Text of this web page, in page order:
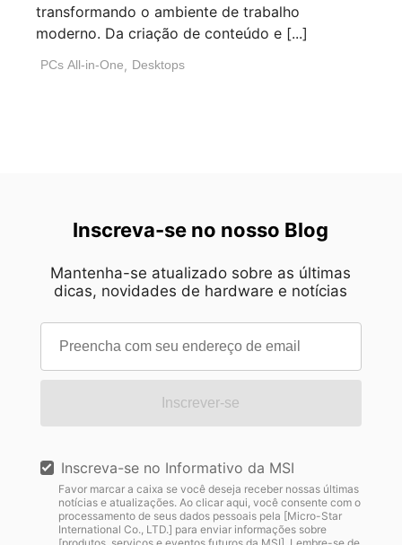
transformando o ambiente de trabalho
moderno. Da criação de conteúdo e [...]
PCs All-in-One, Desktops
Inscreva-se no nosso Blog
Mantenha-se atualizado sobre as últimas
dicas, novidades de hardware e notícias
Inscrever-se
Inscreva-se no Informativo da MSI
Favor marcar a caixa se você deseja receber nossas últimas
notícias e atualizações. Ao clicar aqui, você consente com o
processamento de seus dados pessoais pela [Micro-Star
International Co., LTD.] para enviar informações sobre